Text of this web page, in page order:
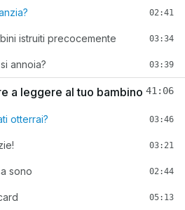
02:41
istruiti precocemente 03:34
annoia? 03:39
a leggere al tuo bambino 41:06
otterrai? 03:46
03:21
sono 02:44
05:13